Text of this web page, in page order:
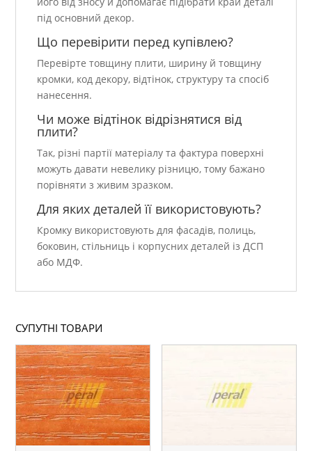
під основний декор.
Що перевірити перед купівлею?
Перевірте товщину плити, ширину й товщину
кромки, код декору, відтінок, структуру та спосіб
нанесення.
Чи може відтінок відрізнятися від
плити?
Так, різні партії матеріалу та фактура поверхні
можуть давати невелику різницю, тому бажано
порівняти з живим зразком.
Для яких деталей її використовують?
Кромку використовують для фасадів, полиць,
боковин, стільниць і корпусних деталей із ДСП
або МДФ.
СУПУТНІ ТОВАРИ